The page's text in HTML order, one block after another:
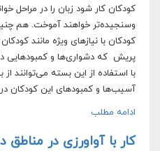
کودکان کار شود زبان را در مراحل
وسنجیده‌تر خواهند آموخت. هم
کودکان با نیازهای ویژه مانند
پریش که دشواری‌ها و کمبودهایی در
با استفاده از این بسته می‌توانند
آسیب‌ها و کمبودهای این کودکان
ادامه مطلب
کار با آواورزی در مناطق